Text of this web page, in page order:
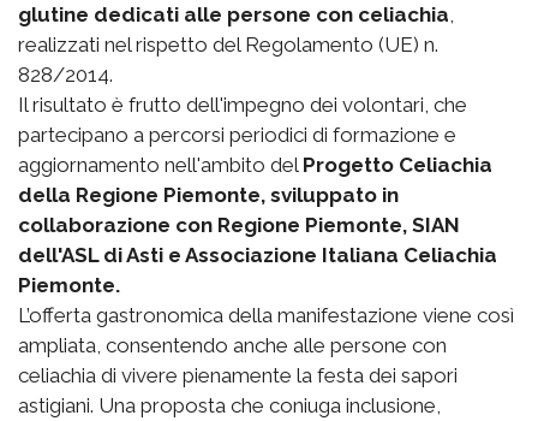
glutine dedicati alle persone con celiachia
realizzati nel rispetto del Regolamento (UE) n.
828/2014.
Il risultato è frutto dell'impegno dei volontari, che
partecipano a percorsi periodici di formazione e
aggiornamento nell'ambito del Progetto Celiachia
della Regione Piemonte, sviluppato in
collaborazione con Regione Piemonte, SIAN
dell'ASL di Asti e Associazione Italiana Celiachia
Piemonte.
L’offerta gastronomica della manifestazione viene così
ampliata, consentendo anche alle persone con
celiachia di vivere pienamente la festa dei sapori
astigiani. Una proposta che coniuga inclusione,